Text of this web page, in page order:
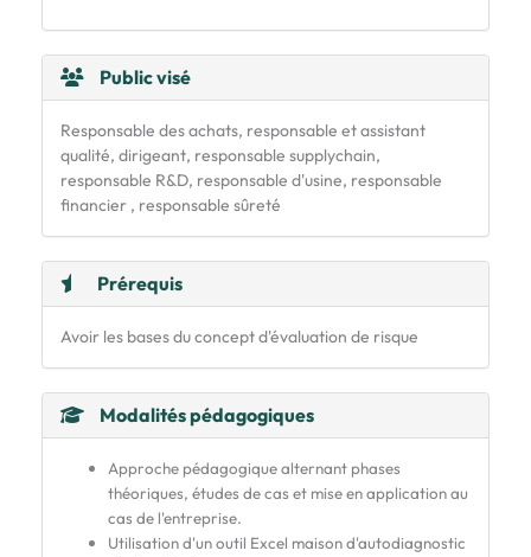
Public visé
Responsable des achats, responsable et assistant
qualité, dirigeant, responsable supplychain,
responsable R&D, responsable d'usine, responsable
financier , responsable sûreté
Prérequis
Avoir les bases du concept d'évaluation de risque
Modalités pédagogiques
Approche pédagogique alternant phases
théoriques, études de cas et mise en application au
cas de l'entreprise.
Utilisation d'un outil Excel maison d'autodiagnostic